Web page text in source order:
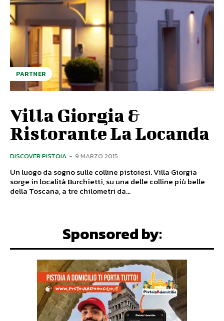
PARTNER
Villa Giorgia &
Ristorante La Locanda
DISCOVER PISTOIA - 9 MARZO 2015
Un luogo da sogno sulle colline pistoiesi. Villa Giorgia
sorge in località Burchietti, su una delle colline più belle
della Toscana, a tre chilometri da...
Sponsored by: